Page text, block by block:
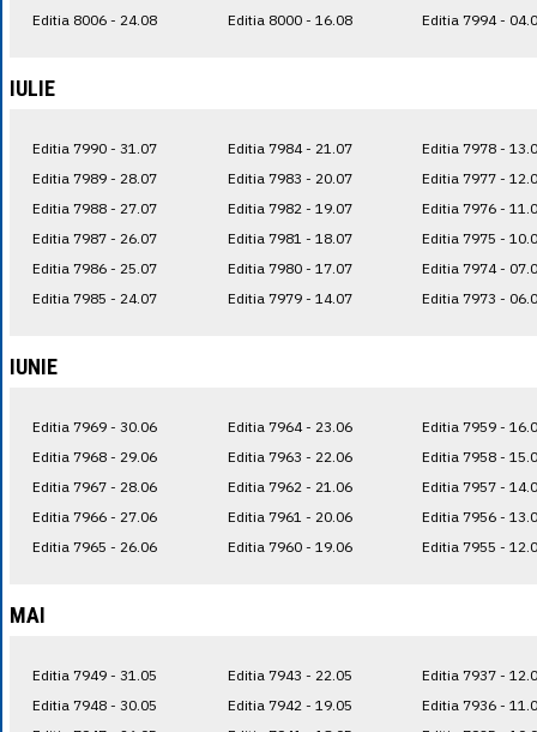
Editia 8006 - 24.08
Editia 8000 - 16.08
Editia 7994 -
IULIE
Editia 7990 - 31.07
Editia 7989 - 28.07
Editia 7988 - 27.07
Editia 7987 - 26.07
Editia 7986 - 25.07
Editia 7985 - 24.07
Editia 7984 - 21.07
Editia 7983 - 20.07
Editia 7982 - 19.07
Editia 7981 - 18.07
Editia 7980 - 17.07
Editia 7979 - 14.07
Editia 7978 -
Editia 7977 -
Editia 7976 -
Editia 7975 -
Editia 7974 -
Editia 7973 -
IUNIE
Editia 7969 - 30.06
Editia 7968 - 29.06
Editia 7967 - 28.06
Editia 7966 - 27.06
Editia 7965 - 26.06
Editia 7964 - 23.06
Editia 7963 - 22.06
Editia 7962 - 21.06
Editia 7961 - 20.06
Editia 7960 - 19.06
Editia 7959 -
Editia 7958 -
Editia 7957 -
Editia 7956 -
Editia 7955 -
MAI
Editia 7949 - 31.05
Editia 7948 - 30.05
Editia 7943 - 22.05
Editia 7942 - 19.05
Editia 7937 -
Editia 7936 -